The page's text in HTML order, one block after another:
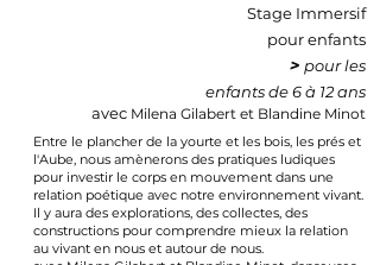
Stage Immersif
pour enfants
> pour les
enfants de 6 à 12 ans
avec Milena Gilabert et Blandine Minot
Entre le plancher de la yourte et les bois, les prés et
l'Aube, nous amènerons des pratiques ludiques
pour investir le corps en mouvement dans une
relation poétique avec notre environnement vivant.
Il y aura des explorations, des collectes, des
constructions pour comprendre mieux la relation
au vivant en nous et autour de nous.